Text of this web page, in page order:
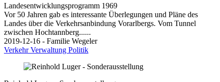
Landesentwicklungsprogramm 1969
Vor 50 Jahren gab es interessante Überlegungen und Pläne des
Landes über die Verkehrsanbindung Vorarlbergs. Vom Tunnel
zwischen Hochtannberg......
2019-12-16 - Familie Wegeler
VerkehrVerwaltung Politik